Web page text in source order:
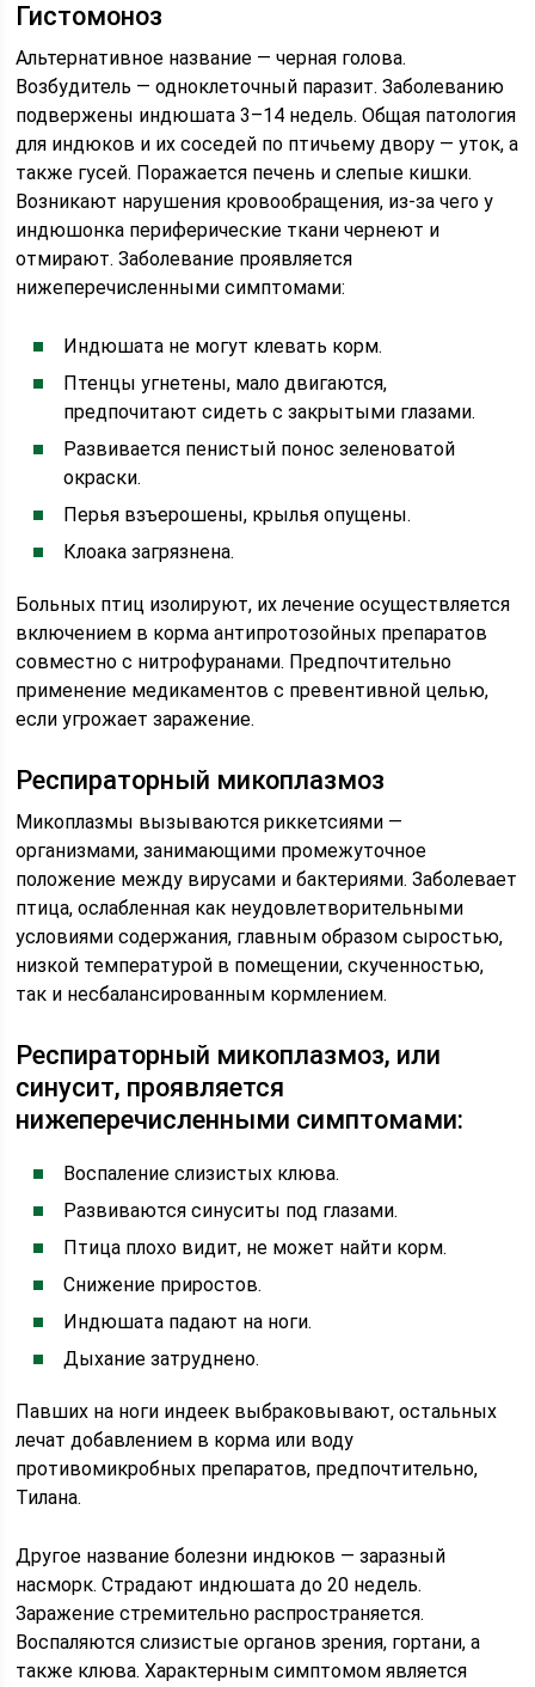
Гистомоноз
Альтернативное название — черная голова.
Возбудитель — одноклеточный паразит. Заболеванию
подвержены индюшата 3–14 недель. Общая патология
для индюков и их соседей по птичьему двору — уток, а
также гусей. Поражается печень и слепые кишки.
Возникают нарушения кровообращения, из-за чего у
индюшонка периферические ткани чернеют и
отмирают. Заболевание проявляется
нижеперечисленными симптомами:
Индюшата не могут клевать корм.
Птенцы угнетены, мало двигаются,
предпочитают сидеть с закрытыми глазами.
Развивается пенистый понос зеленоватой
окраски.
Перья взъерошены, крылья опущены.
Клоака загрязнена.
Больных птиц изолируют, их лечение осуществляется
включением в корма антипротозойных препаратов
совместно с нитрофуранами. Предпочтительно
применение медикаментов с превентивной целью,
если угрожает заражение.
Респираторный микоплазмоз
Микоплазмы вызываются риккетсиями —
организмами, занимающими промежуточное
положение между вирусами и бактериями. Заболевает
птица, ослабленная как неудовлетворительными
условиями содержания, главным образом сыростью,
низкой температурой в помещении, скученностью,
так и несбалансированным кормлением.
Респираторный микоплазмоз, или
синусит, проявляется
нижеперечисленными симптомами:
Воспаление слизистых клюва.
Развиваются синуситы под глазами.
Птица плохо видит, не может найти корм.
Снижение приростов.
Индюшата падают на ноги.
Дыхание затруднено.
Павших на ноги индеек выбраковывают, остальных
лечат добавлением в корма или воду
противомикробных препаратов, предпочтительно,
Тилана.
Другое название болезни индюков — заразный
насморк. Страдают индюшата до 20 недель.
Заражение стремительно распространяется.
Воспаляются слизистые органов зрения, гортани, а
также клюва. Характерным симптомом является